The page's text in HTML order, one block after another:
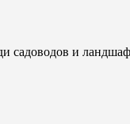
садоводов и